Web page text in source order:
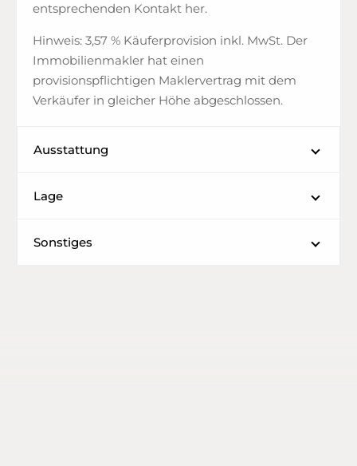
entsprechenden Kontakt her.
Hinweis: 3,57 % Käuferprovision inkl. MwSt. Der
Immobilienmakler hat einen
provisionspflichtigen Maklervertrag mit dem
Verkäufer in gleicher Höhe abgeschlossen.
Ausstattung
Lage
Sonstiges